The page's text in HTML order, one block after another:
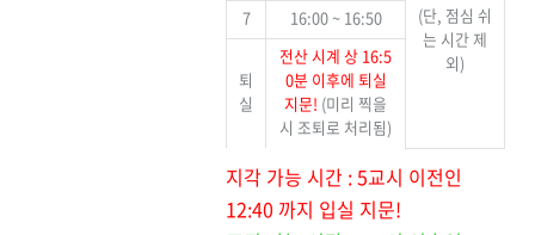
(단, 점심 쉬
는 시간 제
외)
7
16:00 ~ 16:50
퇴
실
전산 시계 상 16:5
0분 이후에 퇴실
지문! (미리 찍을
시 조퇴로 처리됨)
지각 가능 시간 : 5교시 이전인
12:40 까지 입실 지문!